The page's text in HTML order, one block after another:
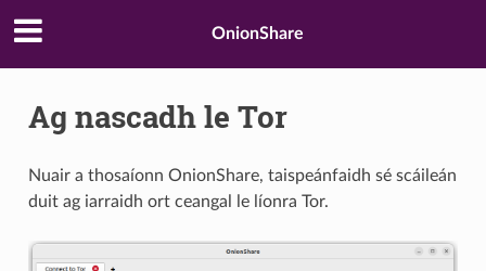
OnionShare
Ag nascadh le Tor
Nuair a thosaíonn OnionShare, taispeánfaidh sé scáileán
duit ag iarraidh ort ceangal le líonra Tor.